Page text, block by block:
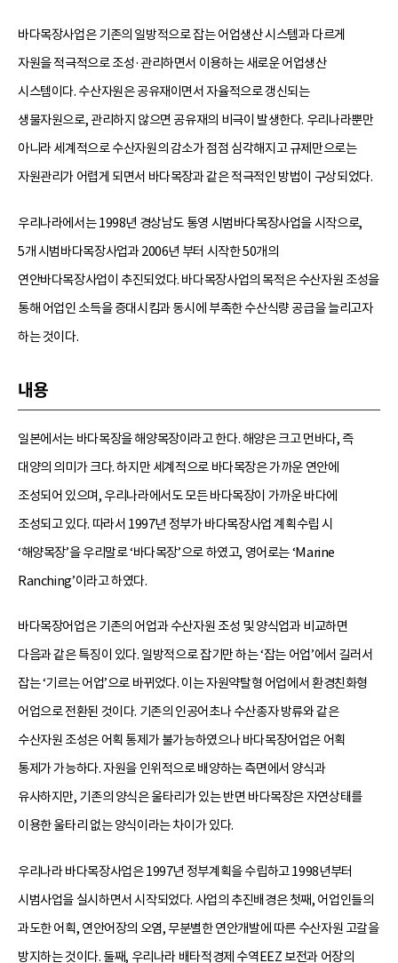
바다목장사업은 기존의 일방적으로 잡는 어업생산 시스템과 다르게
자원을 적극적으로 조성·관리하면서 이용하는 새로운 어업생산
시스템이다. 수산자원은 공유재이면서 자율적으로 갱신되는
생물자원으로, 관리하지 않으면 공유재의 비극이 발생한다. 우리나라뿐만
아니라 세계적으로 수산자원의 감소가 점점 심각해지고 규제만으로는
자원관리가 어렵게 되면서 바다목장과 같은 적극적인 방법이 구상되었다.
우리나라에서는 1998년 경상남도 통영 시범바다목장사업을 시작으로,
5개 시범바다목장사업과 2006년 부터 시작한 50개의
연안바다목장사업이 추진되었다. 바다목장사업의 목적은 수산자원 조성을
통해 어업인 소득을 증대시킴과 동시에 부족한 수산식량 공급을 늘리고자
하는 것이다.
내용
일본에서는 바다목장을 해양목장이라고 한다. 해양은 크고 먼바다, 즉
대양의 의미가 크다. 하지만 세계적으로 바다목장은 가까운 연안에
조성되어 있으며, 우리나라에서도 모든 바다목장이 가까운 바다에
조성되고 있다. 따라서 1997년 정부가 바다목장사업 계획수립 시
‘해양목장’을 우리말로 ‘바다목장’으로 하였고, 영어로는 ‘Marine
Ranching’이라고 하였다.
바다목장어업은 기존의 어업과 수산자원 조성 및 양식업과 비교하면
다음과 같은 특징이 있다. 일방적으로 잡기만 하는 ‘잡는 어업’에서 길러서
잡는 ‘기르는 어업’으로 바뀌었다. 이는 자원약탈형 어업에서 환경친화형
어업으로 전환된 것이다. 기존의 인공어초나 수산종자 방류와 같은
수산자원 조성은 어획 통제가 불가능하였으나 바다목장어업은 어획
통제가 가능하다. 자원을 인위적으로 배양하는 측면에서 양식과
유사하지만, 기존의 양식은 울타리가 있는 반면 바다목장은 자연상태를
이용한 울타리 없는 양식이라는 차이가 있다.
우리나라 바다목장사업은 1997년 정부계획을 수립하고 1998년부터
시범사업을 실시하면서 시작되었다. 사업의 추진배경은 첫째, 어업인들의
과도한 어획, 연안어장의 오염, 무분별한 연안개발에 따른 수산자원 고갈을
방지하는 것이다. 둘째, 우리나라 배타적경제 수역EEZ 보전과 어장의